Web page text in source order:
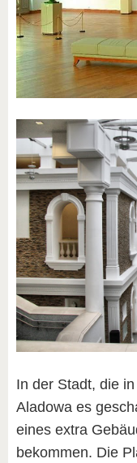
In der Stadt, die
Aladowa es
eines extra
bekommen. Die